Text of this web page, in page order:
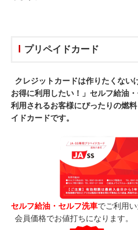
プリペイドカード
クレジットカードは作りたくない
お得に利用したい！」セルフ給油
利用されるお客様にぴったりの燃
イドカードです。
セルフ給油 ・ セルフ洗車でご利用い
会員価格でお値打ちになります。